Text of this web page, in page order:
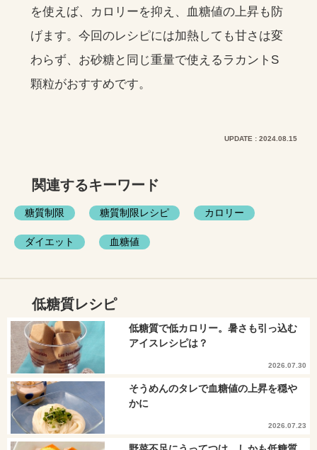
を使えば、カロリーを抑え、血糖値の上昇も防
げます。今回のレシピには加熱しても甘さは変
わらず、お砂糖と同じ重量で使えるラカントS
顆粒がおすすめです。
UPDATE : 2024.08.15
関連するキーワード
糖質制限 糖質制限レシピ カロリー
ダイエット 血糖値
低糖質レシピ
低糖質で低カロリー。暑さも引っ込む
アイスレシピは？
2026.07.30
そうめんのタレで血糖値の上昇を穏や
かに
2026.07.23